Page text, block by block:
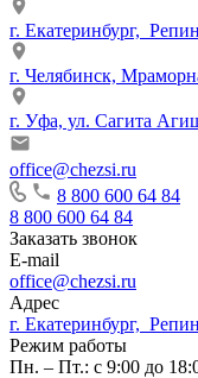
г. Екатеринбург,
г. Челябинск,
г. Уфа, ул. Сагита
office@chezsi.ru
8 800 600 64 84
8 800 600 64 84
Заказать звонок
E-mail
office@chezsi.ru
Адрес
г. Екатеринбург,
Режим работы
Пн. – Пт.: с 9:00 до